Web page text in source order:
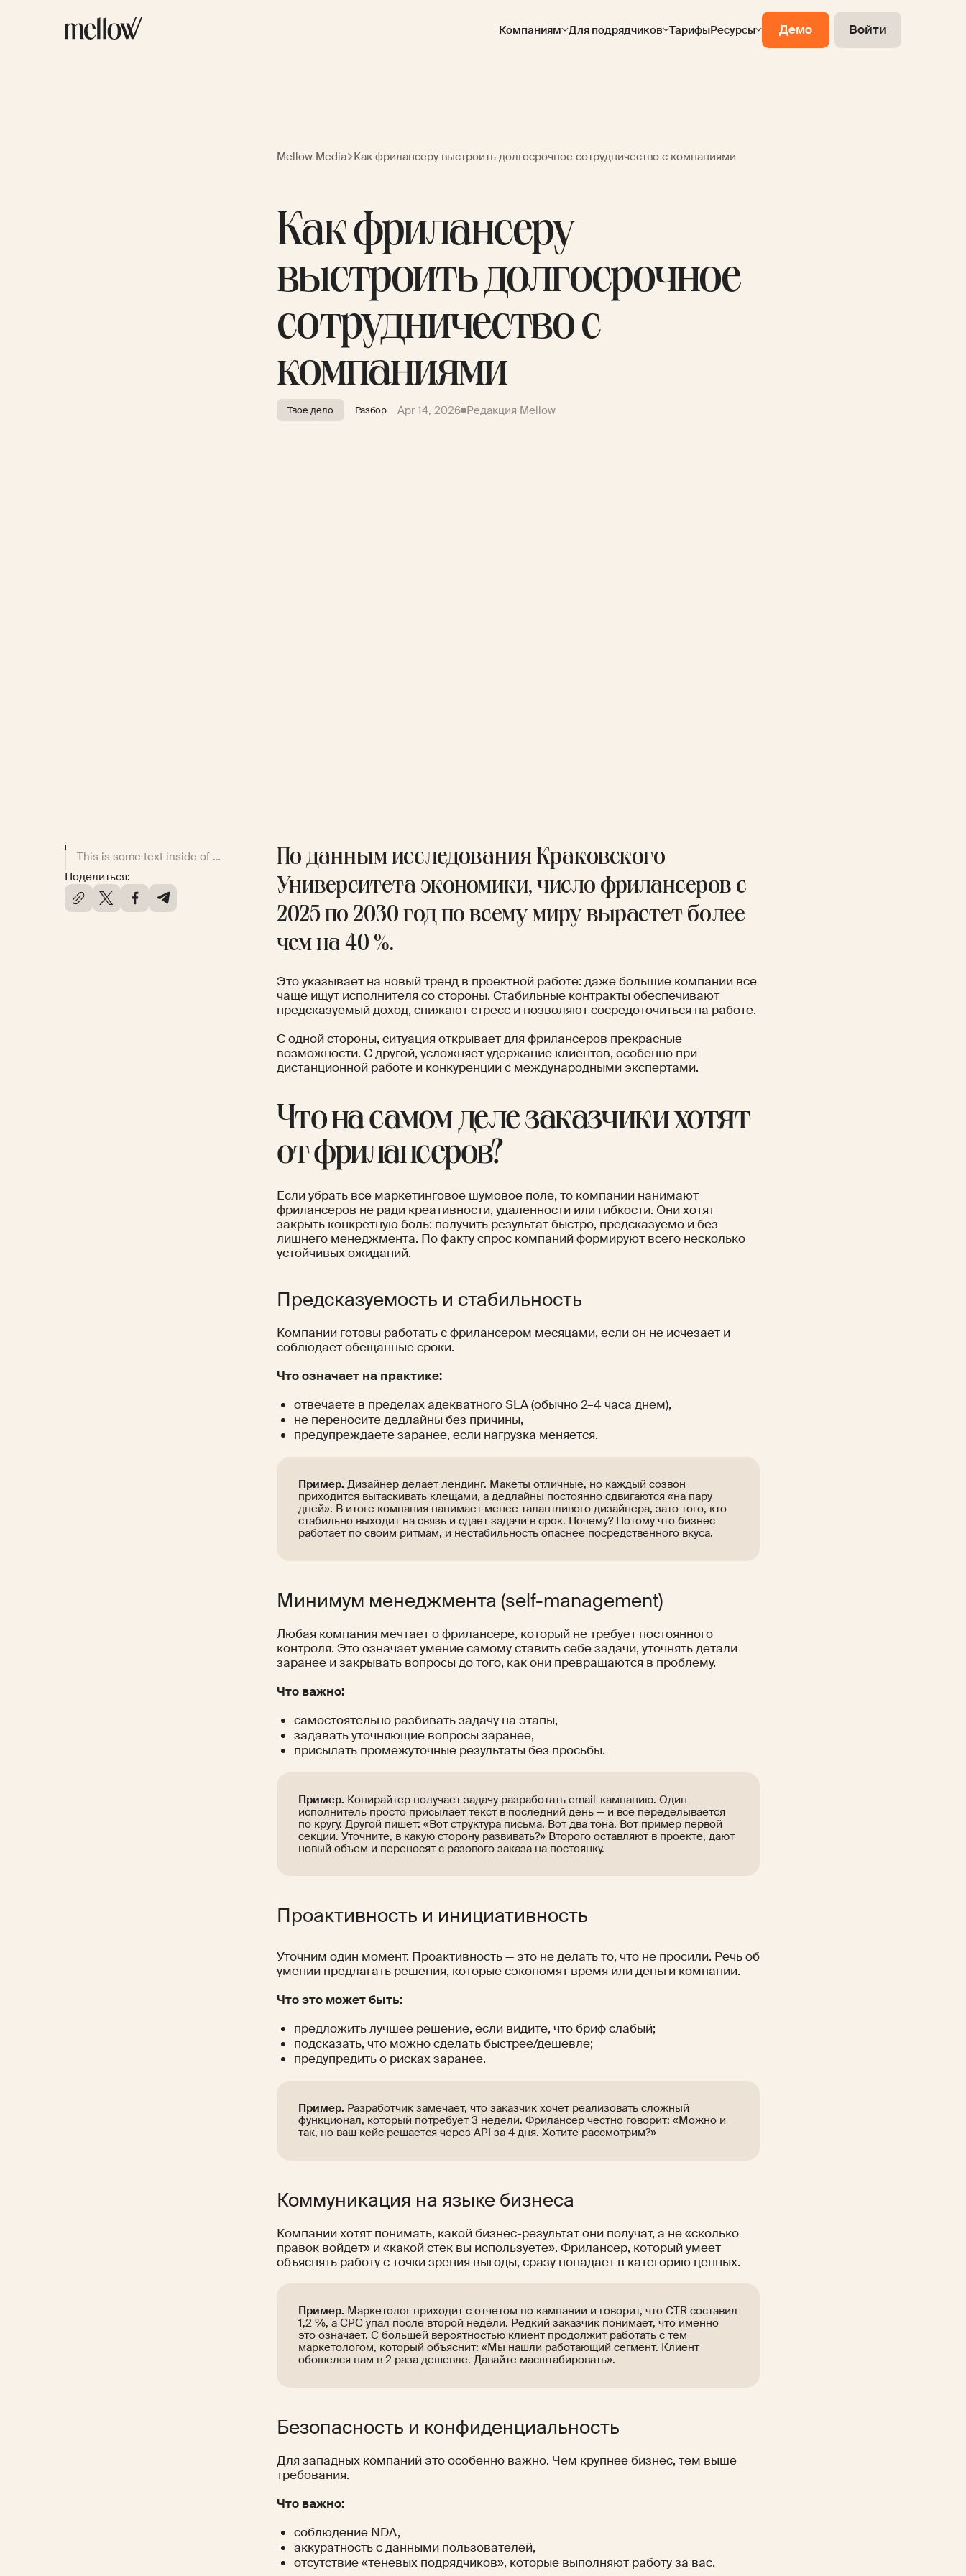
Компаниям Для подрядчиков ТарифыРесурсы Демо Войти
Mellow Media Как фрилансеру выстроить долгосрочное сотрудничество с компаниями
Как фрилансеру
выстроить долгосрочное
сотрудничество с
компаниями
Твое дело Разбор Apr 14, 2026 Редакция Mellow
This is some text inside of a div block.
Поделиться:
По даннымисследования Краковского
Университета экономики, число фрилансеров с
2025 по 2030 год по всему миру вырастет более
чем на 40 %.
Это указывает на новый тренд в проектной работе: даже большие компании все
чаще ищут исполнителя со стороны. Стабильные контракты обеспечивают
предсказуемый доход, снижают стресс и позволяют сосредоточиться на работе.
С одной стороны, ситуация открывает для фрилансеров прекрасные
возможности. С другой, усложняет удержание клиентов, особенно при
дистанционной работе и конкуренции с международными экспертами.
Что на самом деле заказчики хотят
от фрилансеров?
Если убрать все маркетинговое шумовое поле, то компании нанимают
фрилансеров не ради креативности, удаленности или гибкости. Они хотят
закрыть конкретную боль: получить результат быстро, предсказуемо и без
лишнего менеджмента. По факту спрос компаний формируют всего несколько
устойчивых ожиданий.
Предсказуемость и стабильность
Компании готовы работать с фрилансером месяцами, если он не исчезает и
соблюдает обещанные сроки.
Что означает на практике:
отвечаете в пределах адекватного SLA (обычно 2–4 часа днем),
не переносите дедлайны без причины,
предупреждаете заранее, если нагрузка меняется.
Пример. Дизайнер делает лендинг. Макеты отличные, но каждый созвон
приходится вытаскивать клещами, а дедлайны постоянно сдвигаются «на пару
дней». В итоге компания нанимает менее талантливого дизайнера, зато того, кто
стабильно выходит на связь и сдает задачи в срок. Почему? Потому что бизнес
работает по своим ритмам, и нестабильность опаснее посредственного вкуса.
Минимум менеджмента (self-management)
Любая компания мечтает о фрилансере, который не требует постоянного
контроля. Это означает умение самому ставить себе задачи, уточнять детали
заранее и закрывать вопросы до того, как они превращаются в проблему.
Что важно:
самостоятельно разбивать задачу на этапы,
задавать уточняющие вопросы заранее,
присылать промежуточные результаты без просьбы.
Пример. Копирайтер получает задачу разработать email-кампанию. Один
исполнитель просто присылает текст в последний день — и все переделывается
по кругу. Другой пишет: «Вот структура письма. Вот два тона. Вот пример первой
секции. Уточните, в какую сторону развивать?» Второго оставляют в проекте, дают
новый объем и переносят с разового заказа на постоянку.
Проактивность и инициативность
Уточним один момент. Проактивность — это не делать то, что не просили. Речь об
умении предлагать решения, которые сэкономят время или деньги компании.
Что это может быть:
предложить лучшее решение, если видите, что бриф слабый;
подсказать, что можно сделать быстрее/дешевле;
предупредить о рисках заранее.
Пример. Разработчик замечает, что заказчик хочет реализовать сложный
функционал, который потребует 3 недели. Фрилансер честно говорит: «Можно и
так, но ваш кейс решается через API за 4 дня. Хотите рассмотрим?»
Коммуникация на языке бизнеса
Компании хотят понимать, какой бизнес-результат они получат, а не «сколько
правок войдет» и «какой стек вы используете». Фрилансер, который умеет
объяснять работу с точки зрения выгоды, сразу попадает в категорию ценных.
Пример. Маркетолог приходит с отчетом по кампании и говорит, что CTR составил
1,2 %, а CPC упал после второй недели. Редкий заказчик понимает, что именно
это означает. С большей вероятностью клиент продолжит работать с тем
маркетологом, который объяснит: «Мы нашли работающий сегмент. Клиент
обошелся нам в 2 раза дешевле. Давайте масштабировать».
Безопасность и конфиденциальность
Для западных компаний это особенно важно. Чем крупнее бизнес, тем выше
требования.
Что важно:
соблюдение NDA,
аккуратность с данными пользователей,
отсутствие «теневых подрядчиков», которые выполняют работу за вас.